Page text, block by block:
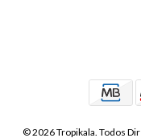
© 2026 Tropikala. Todos